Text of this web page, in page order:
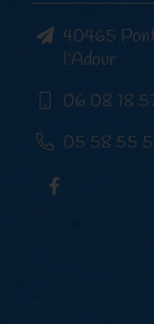
40465
l'Adour
06 08 18
05 58 55